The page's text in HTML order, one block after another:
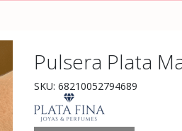
Pulsera Plata
SKU: 68210052794689